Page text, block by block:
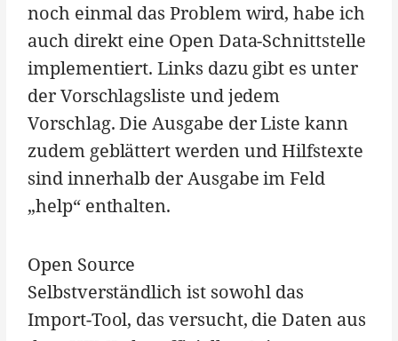
noch einmal das Problem wird, habe ich
auch direkt eine Open Data-Schnittstelle
implementiert. Links dazu gibt es unter
der Vorschlagsliste und jedem
Vorschlag. Die Ausgabe der Liste kann
zudem geblättert werden und Hilfstexte
sind innerhalb der Ausgabe im Feld
„help“ enthalten.
Open Source
Selbstverständlich ist sowohl das
Import-Tool, das versucht, die Daten aus